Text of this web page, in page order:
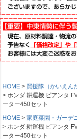
HOME
買援隊（かいえん
ホンダ 耕運機 ピアンタ
ーター450セット
HOME
家庭菜園・ガーデ
ホンダ 耕運機 ピアンタ
ーター450セット